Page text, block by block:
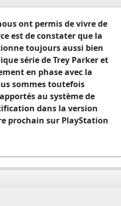
ont permis de vivre de
est de constater que la
toujours aussi bien
série de Trey Parker et
en phase avec la
sommes toutefois
au système de
dans la version
prochain sur PlayStation